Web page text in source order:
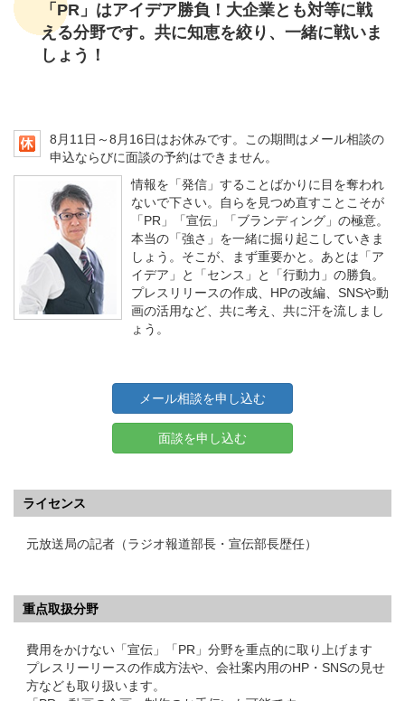
「PR」はアイデア勝負！大企業とも対等に戦
える分野です。共に知恵を絞り、一緒に戦いま
しょう！
8月11日～8月16日はお休みです。この期間はメール相談の
申込ならびに面談の予約はできません。
情報を「発信」することばかりに目を奪われ
ないで下さい。自らを見つめ直すことこそが
「PR」「宣伝」「ブランディング」の極意。
本当の「強さ」を一緒に掘り起こしていきま
しょう。そこが、まず重要かと。あとは「ア
イデア」と「センス」と「行動力」の勝負。
プレスリリースの作成、HPの改編、SNSや動
画の活用など、共に考え、共に汗を流しまし
ょう。
メール相談を申し込む
面談を申し込む
ライセンス
元放送局の記者（ラジオ報道部長・宣伝部長歴任）
重点取扱分野
費用をかけない「宣伝」「PR」分野を重点的に取り上げます
プレスリーリースの作成方法や、会社案内用のHP・SNSの見せ
方なども取り扱います。